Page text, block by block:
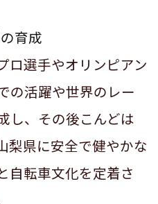
育成
ロ選手やオリンピアン
の活躍や世界のレー
し、その後こんどは
梨県に安全で健やかな
自転車文化を定着さ